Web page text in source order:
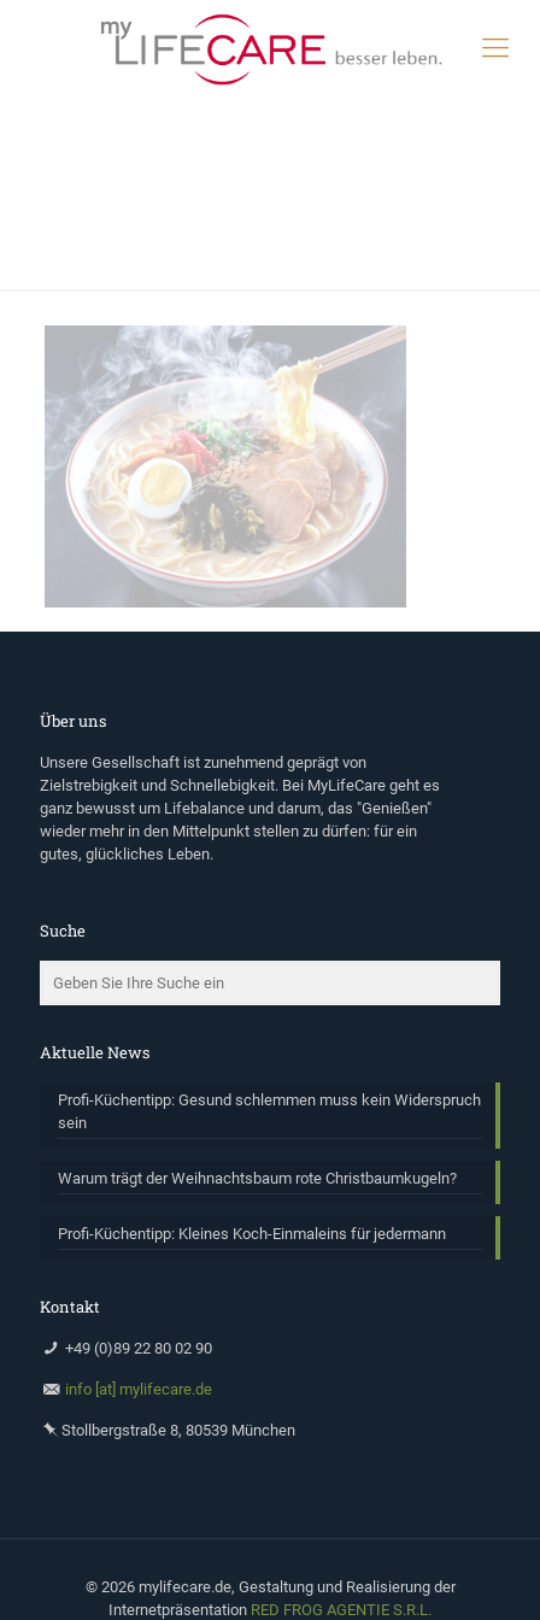
Über uns
Unsere Gesellschaft ist zunehmend geprägt von
Zielstrebigkeit und Schnellebigkeit. Bei MyLifeCare geht es
ganz bewusst um Lifebalance und darum, das "Genießen"
wieder mehr in den Mittelpunkt stellen zu dürfen: für ein
gutes, glückliches Leben.
Suche
Aktuelle News
Profi-Küchentipp: Gesund schlemmen muss kein Widerspruch
sein
Warum trägt der Weihnachtsbaum rote Christbaumkugeln?
Profi-Küchentipp: Kleines Koch-Einmaleins für jedermann
Kontakt
+49 (0)89 22 80 02 90
info [at] mylifecare.de
Stollbergstraße 8, 80539 München
© 2026 mylifecare.de, Gestaltung und Realisierung der
Internetpräsentation RED FROG AGENTIE S.R.L.